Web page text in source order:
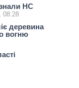
НС
08:28
деревина
вогню